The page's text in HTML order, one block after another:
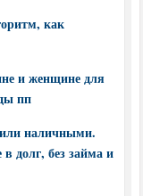
как
и женщине для
пп
или наличными.
в долг, без займа и